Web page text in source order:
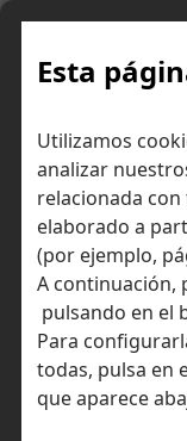
Esta
Utilizamos
analizar
relacionada
elaborado a
(por ejemplo,
A continuación,
pulsando en el
Para
todas, pulsa en
que aparece
Skip
El
Bank